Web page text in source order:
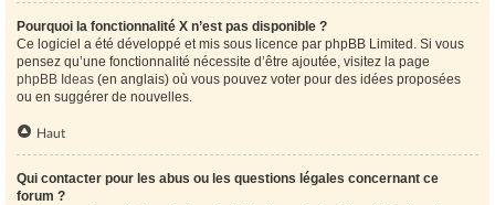
Pourquoi la fonctionnalité X n’est pas disponible ?
Ce logiciel a été développé et mis sous licence par phpBB Limited. Si vous
pensez qu’une fonctionnalité nécessite d’être ajoutée, visitez la page
phpBB Ideas (en anglais) où vous pouvez voter pour des idées proposées
ou en suggérer de nouvelles.
Haut
Qui contacter pour les abus ou les questions légales concernant ce
forum ?